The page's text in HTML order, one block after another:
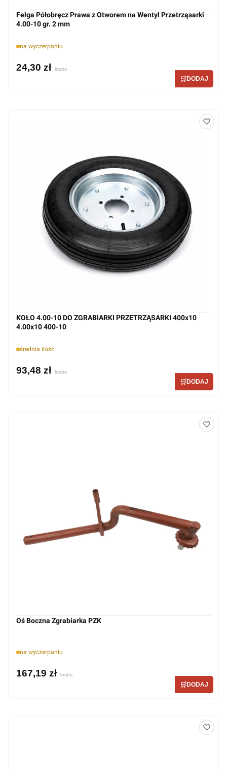
Felga Półobręcz Prawa z Otworem na Wentyl Przetrząsarki
4.00-10 gr. 2 mm
na wyczerpaniu
24,30 zł
KOŁO 4.00-10 DO ZGRABIARKI PRZETRZĄSARKI 400x10
4.00x10 400-10
średnia ilość
93,48 zł
Oś Boczna Zgrabiarka PZK
na wyczerpaniu
167,19 zł